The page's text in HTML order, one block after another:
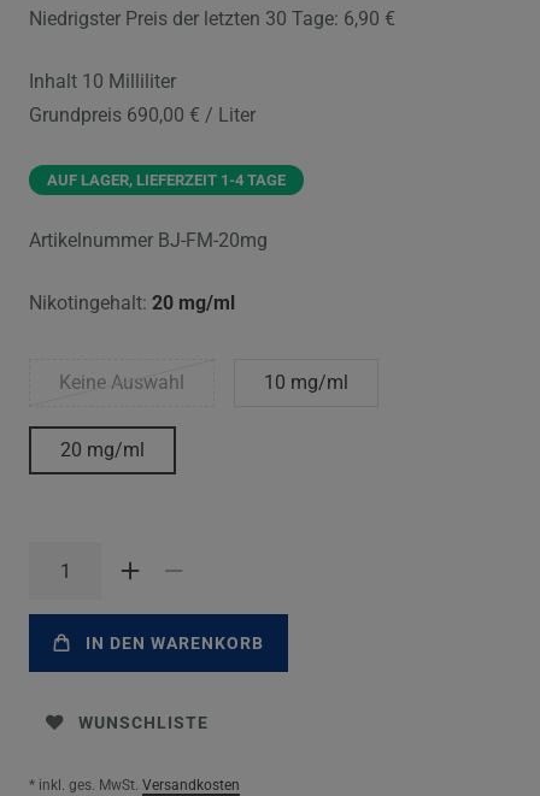
Niedrigster Preis der letzten 30 Tage: 6,90 €
Inhalt 10 Milliliter
Grundpreis 690,00 € / Liter
AUF LAGER, LIEFERZEIT 1-4 TAGE
Artikelnummer BJ-FM-20mg
Nikotingehalt: 20 mg/ml
Keine Auswahl 10 mg/ml
20 mg/ml
IN DEN WARENKORB
WUNSCHLISTE
* inkl. ges. MwSt. Versandkosten